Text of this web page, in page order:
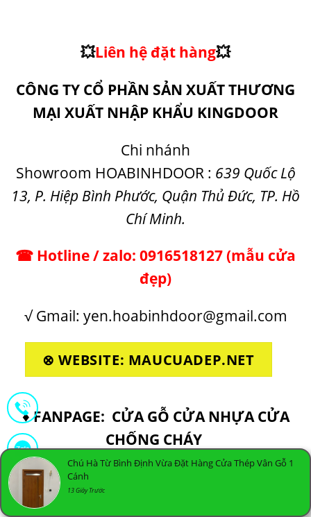
💥Liên hệ đặt hàng💥
CÔNG TY CỔ PHẦN SẢN XUẤT THƯƠNG
MẠI XUẤT NHẬP KHẨU KINGDOOR
Chi nhánh
Showroom HOABINHDOOR : 639 Quốc Lộ
13, P. Hiệp Bình Phước, Quận Thủ Đức, TP. Hồ
Chí Minh.
☎ Hotline / zalo: 0916518127(mẫu cửa
đẹp)
√ Gmail: yen.hoabinhdoor@gmail.com
⊗ WEBSITE: MAUCUADEP.NET
♦ FANPAGE: CỬA GỖ CỬA NHỰA CỬA
CHỐNG CHÁY
Chú Hà Từ Bình Định Vừa Đặt Hàng Cửa Thép Vân Gỗ 1
Cánh
13 Giây Trước